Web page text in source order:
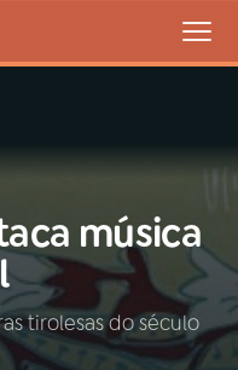
AO VIVO
música
tirolesas do século